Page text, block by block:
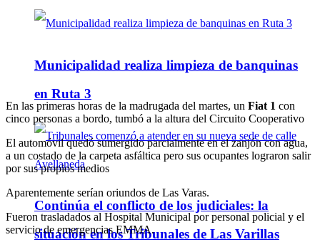
Municipalidad realiza limpieza de banquinas
en Ruta 3
Continúa el conflicto de los judiciales: la
situación en los Tribunales de Las Varillas
En las primeras horas de la madrugada del martes, un Fiat 1 con
cinco personas a bordo, tumbó a la altura del Circuito Cooperativo
El automóvil quedó sumergido parcialmente en el zanjón con agua,
a un costado de la carpeta asfáltica pero sus ocupantes lograron salir
por sus propios medios
Aparentemente serían oriundos de Las Varas.
Fueron trasladados al Hospital Municipal por personal policial y el
servicio de emergencias EMMA.